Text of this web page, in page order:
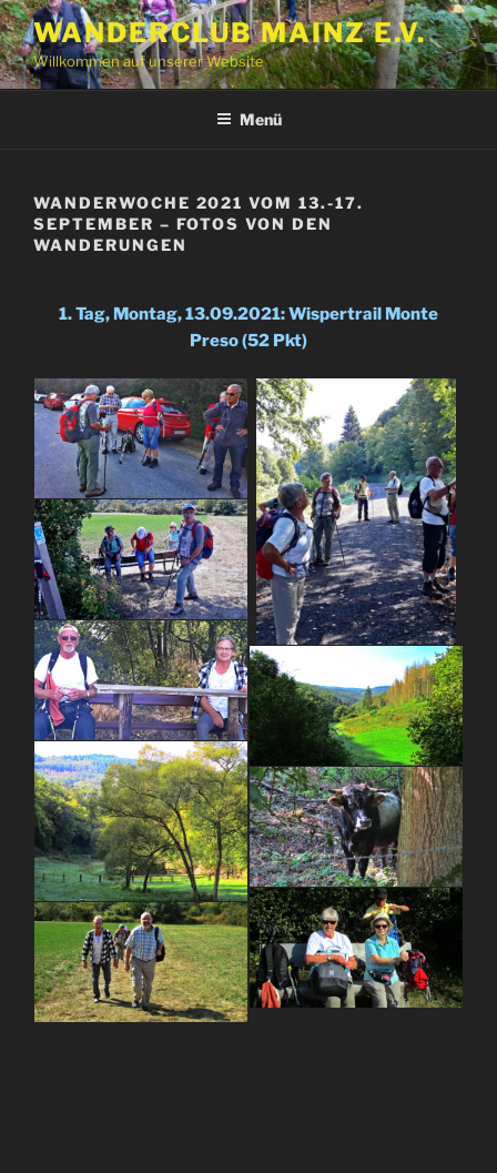
Zum
Inhalt
springen
WANDERCLUB MAINZ E.V.
Willkommen auf unserer Website
Menü
WANDERWOCHE 2021 VOM 13.-17.
SEPTEMBER – FOTOS VON DEN
WANDERUNGEN
1. Tag, Montag, 13.09.2021: Wispertrail Monte
Preso (52 Pkt)